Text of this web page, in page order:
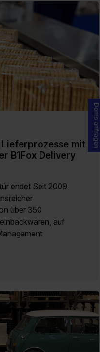
mit
B1Fox Delivery
endet Seit 2009
über 350
auf
Demo anfragen